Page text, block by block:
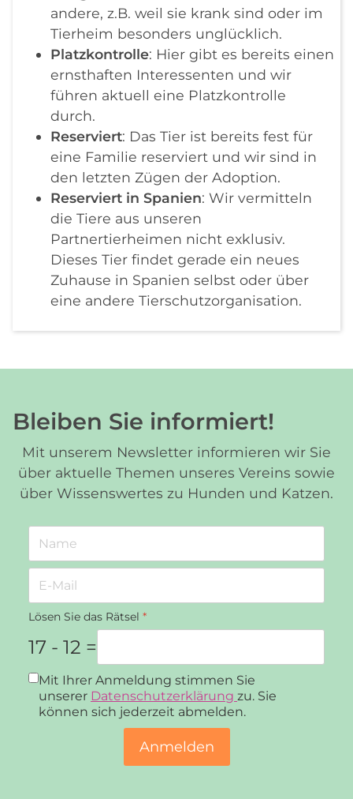
andere, z.B. weil sie krank sind oder im
Tierheim besonders unglücklich.
Platzkontrolle: Hier gibt es bereits einen
ernsthaften Interessenten und wir
führen aktuell eine Platzkontrolle
durch.
Reserviert: Das Tier ist bereits fest für
eine Familie reserviert und wir sind in
den letzten Zügen der Adoption.
Reserviert in Spanien: Wir vermitteln
die Tiere aus unseren
Partnertierheimen nicht exklusiv.
Dieses Tier findet gerade ein neues
Zuhause in Spanien selbst oder über
eine andere Tierschutzorganisation.
Bleiben Sie informiert!
Mit unserem Newsletter informieren wir Sie
über aktuelle Themen unseres Vereins sowie
über Wissenswertes zu Hunden und Katzen.
Lösen Sie das Rätsel *
17 - 12 =
Datenschutz*
Mit Ihrer Anmeldung stimmen Sie
unserer Datenschutzerklärung zu. Sie
können sich jederzeit abmelden.
Anmelden